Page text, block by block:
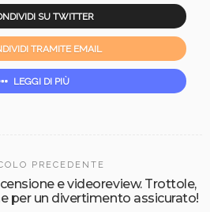
SU TWITTER
TRAMITE EMAIL
LEGGI DI PIÙ
PRECEDENTE
e videoreview. Trottole,
per un divertimento assicurato!